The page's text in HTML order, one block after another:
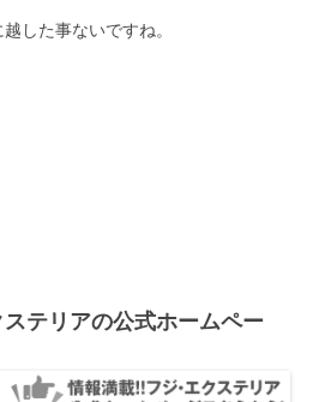
した事ないですね。
テリアの公式ホームペー